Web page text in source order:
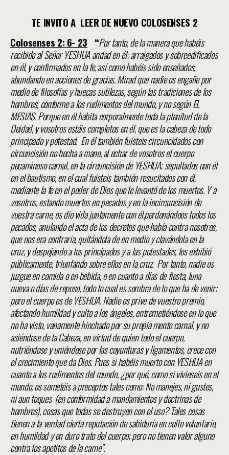
TE INVITO A LEER DE NUEVO COLOSENSES 2
Colosenses 2: 6- 23 “Por tanto, de la manera que habéis
recibido al Señor YESHUA andad en él; arraigados y sobreedificados
en él, y confirmados en la fe, así como habéis sido enseñados,
abundando en acciones de gracias. Mirad que nadie os engañe por
medio de filosofías y huecas sutilezas, según las tradiciones de los
hombres, conforme a los rudimentos del mundo, y no según EL
MESIAS. Porque en él habita corporalmente toda la plenitud de la
Deidad, y vosotros estáis completos en él, que es la cabeza de todo
principado y potestad. En él también fuisteis circuncidados con
circuncisión no hecha a mano, al echar de vosotros el cuerpo
pecaminoso carnal, en la circuncisión de YESHUA; sepultados con él
en el bautismo, en el cual fuisteis también resucitados con él,
mediante la fe en el poder de Dios que le levantó de los muertos. Y a
vosotros, estando muertos en pecados y en la incircuncisión de
vuestra carne, os dio vida juntamente con él,perdonándoos todos los
pecados, anulando el acta de los decretos que había contra nosotros,
que nos era contraria, quitándola de en medio y clavándola en la
cruz, y despojando a los principados y a las potestades, los exhibió
públicamente, triunfando sobre ellos en la cruz. Por tanto, nadie os
juzgue en comida o en bebida, o en cuanto a días de fiesta, luna
nueva o días de reposo, todo lo cual es sombra de lo que ha de venir;
pero el cuerpo es de YESHUA. Nadie os prive de vuestro premio,
afectando humildad y culto a los ángeles, entremetiéndose en lo que
no ha visto, vanamente hinchado por su propia mente carnal, y no
asiéndose de la Cabeza, en virtud de quien todo el cuerpo,
nutriéndose y uniéndose por las coyunturas y ligamentos, crece con
el crecimiento que da Dios. Pues si habéis muerto con YESHUA en
cuanto a los rudimentos del mundo, ¿por qué, como si vivieseis en el
mundo, os sometéis a preceptos tales como: No manejes, ni gustes,
ni aun toques (en conformidad a mandamientos y doctrinas de
hombres), cosas que todas se destruyen con el uso? Tales cosas
tienen a la verdad cierta reputación de sabiduría en culto voluntario,
en humildad y en duro trato del cuerpo; pero no tienen valor alguno
contra los apetitos de la carne”.